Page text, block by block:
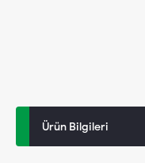
Ürün Bilgileri